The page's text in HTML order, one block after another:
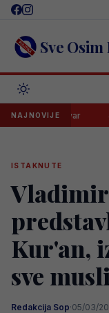
Skip
content Sve
NAJNOVIJE
stvar UEFA
ISTAKNUTE
Kur'an,
sve
Redakcija Sop·05/03/